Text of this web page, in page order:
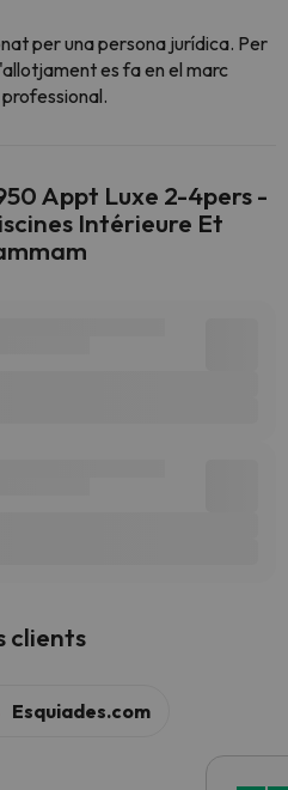
per una persona jurídica. Per
es fa en el marc
Appt Luxe 2-4pers -
Intérieure Et
clients
Esquiades.com